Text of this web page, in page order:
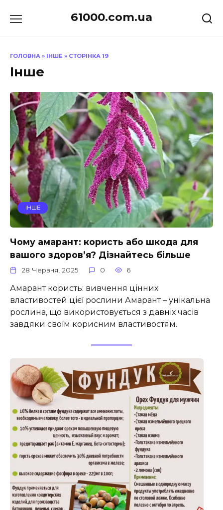
до
61000.com.ua
ГОЛОВНА » ІНШЕ » СТОРІНКА 19
Інше
ІНШЕ
Чому амарант: користь або шкода для
вашого здоров’я? Дізнайтесь більше
28 Червня, 2025 0 6
Амарант користь: вивчення цінних
властивостей цієї рослини Амарант – унікальна
рослина, що використовується з давніх часів
завдяки своїм корисним властивостям.